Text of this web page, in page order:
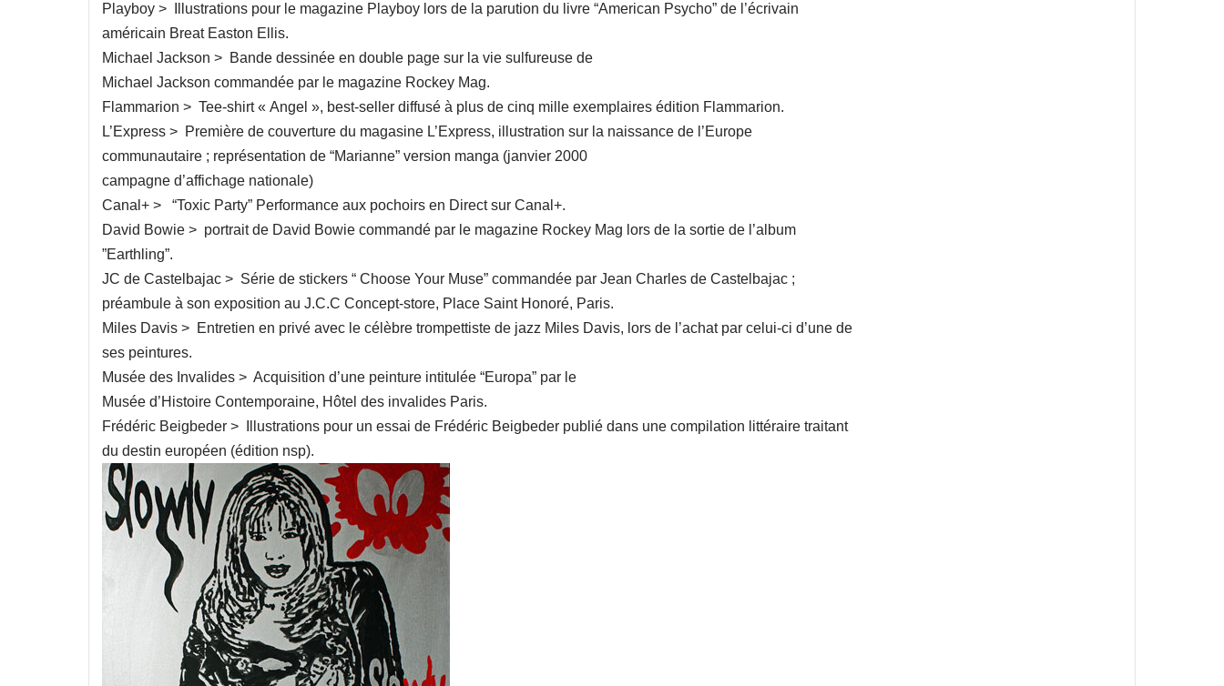
Playboy > Illustrations pour le magazine Playboy lors de la parution du livre “American Psycho” de l’écrivain
américain Breat Easton Ellis.
Michael Jackson > Bande dessinée en double page sur la vie sulfureuse de
Michael Jackson commandée par le magazine Rockey Mag.
Flammarion > Tee-shirt « Angel », best-seller diffusé à plus de cinq mille exemplaires édition Flammarion.
L’Express > Première de couverture du magasine L’Express, illustration sur la naissance de l’Europe
communautaire ; représentation de “Marianne” version manga (janvier 2000
campagne d’affichage nationale)
Canal+ > “Toxic Party” Performance aux pochoirs en Direct sur Canal+.
David Bowie > portrait de David Bowie commandé par le magazine Rockey Mag lors de la sortie de l’album
”Earthling”.
JC de Castelbajac > Série de stickers “ Choose Your Muse” commandée par Jean Charles de Castelbajac ;
préambule à son exposition au J.C.C Concept-store, Place Saint Honoré, Paris.
Miles Davis > Entretien en privé avec le célèbre trompettiste de jazz Miles Davis, lors de l’achat par celui-ci d’une de
ses peintures.
Musée des Invalides > Acquisition d’une peinture intitulée “Europa” par le
Musée d’Histoire Contemporaine, Hôtel des invalides Paris.
Frédéric Beigbeder > Illustrations pour un essai de Frédéric Beigbeder publié dans une compilation littéraire traitant
du destin européen (édition nsp).